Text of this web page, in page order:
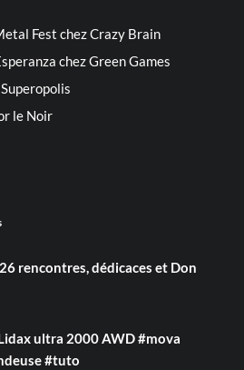
Fest chez Crazy Brain
chez Green Games
le Noir
rencontres, dédicaces et Don
ultra 2000 AWD #mova
#tuto